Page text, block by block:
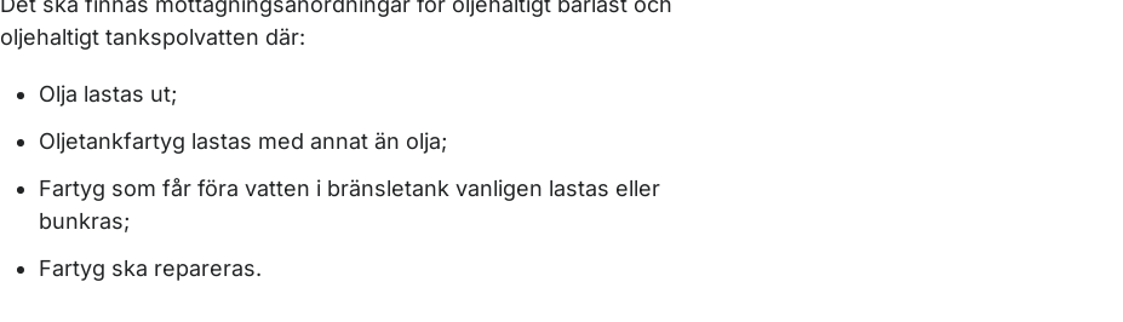
oljehaltigt tankspolvatten där:
Olja lastas ut;
Oljetankfartyg lastas med annat än olja;
Fartyg som får föra vatten i bränsletank vanligen lastas eller
bunkras;
Fartyg ska repareras.